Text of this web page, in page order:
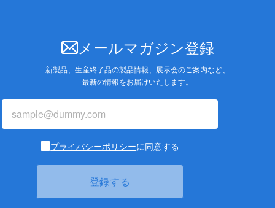
メールマガジン登録
新製品、生産終了品の製品情報、展示会のご案内など、
最新の情報をお届けいたします。
プライバシーポリシーに同意する